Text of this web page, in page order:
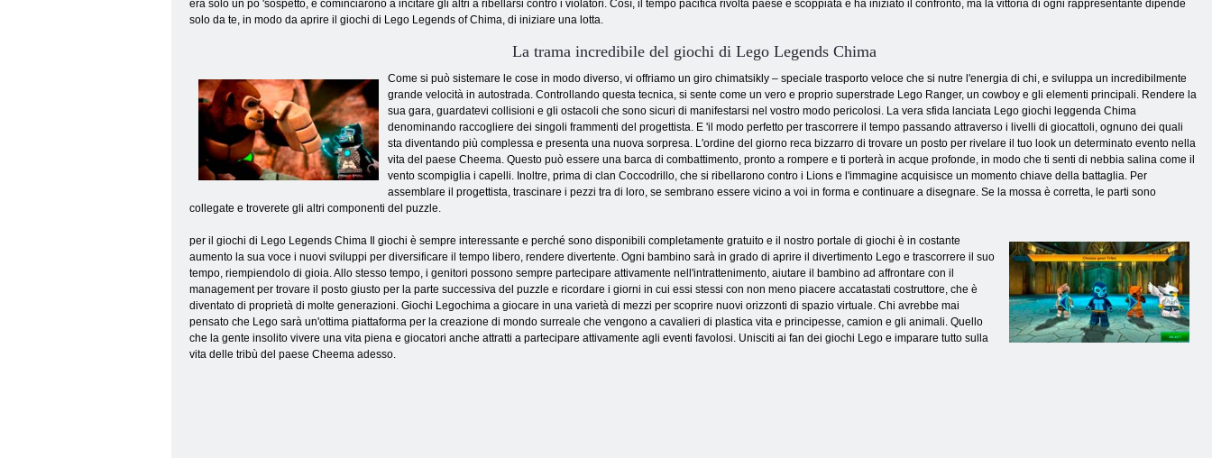
era solo un po 'sospetto, e cominciarono a incitare gli altri a ribellarsi contro i violatori. Così, il tempo pacifica rivolta paese è scoppiata e ha iniziato il confronto, ma la vittoria di ogni rappresentante dipende
solo da te, in modo da aprire il giochi di Lego Legends of Chima, di iniziare una lotta.
La trama incredibile del giochi di Lego Legends Chima
Come si può sistemare le cose in modo diverso, vi offriamo un giro chimatsikly – speciale trasporto veloce che si nutre l'energia di chi, e sviluppa un incredibilmente
grande velocità in autostrada. Controllando questa tecnica, si sente come un vero e proprio superstrade Lego Ranger, un cowboy e gli elementi principali. Rendere la
sua gara, guardatevi collisioni e gli ostacoli che sono sicuri di manifestarsi nel vostro modo pericolosi. La vera sfida lanciata Lego giochi leggenda Chima
denominando raccogliere dei singoli frammenti del progettista. E 'il modo perfetto per trascorrere il tempo passando attraverso i livelli di giocattoli, ognuno dei quali
sta diventando più complessa e presenta una nuova sorpresa. L'ordine del giorno reca bizzarro di trovare un posto per rivelare il tuo look un determinato evento nella
vita del paese Cheema. Questo può essere una barca di combattimento, pronto a rompere e ti porterà in acque profonde, in modo che ti senti di nebbia salina come il
vento scompiglia i capelli. Inoltre, prima di clan Coccodrillo, che si ribellarono contro i Lions e l'immagine acquisisce un momento chiave della battaglia. Per
assemblare il progettista, trascinare i pezzi tra di loro, se sembrano essere vicino a voi in forma e continuare a disegnare. Se la mossa è corretta, le parti sono
collegate e troverete gli altri componenti del puzzle.
per il giochi di Lego Legends Chima
Il giochi è sempre interessante e perché sono disponibili completamente gratuito e il nostro portale di giochi è in costante
aumento la sua voce i nuovi sviluppi per diversificare il tempo libero, rendere divertente. Ogni bambino sarà in grado di aprire il divertimento Lego e trascorrere il suo
tempo, riempiendolo di gioia. Allo stesso tempo, i genitori possono sempre partecipare attivamente nell'intrattenimento, aiutare il bambino ad affrontare con il
management per trovare il posto giusto per la parte successiva del puzzle e ricordare i giorni in cui essi stessi con non meno piacere accatastati costruttore, che è
diventato di proprietà di molte generazioni. Giochi Legochima a giocare in una varietà di mezzi per scoprire nuovi orizzonti di spazio virtuale. Chi avrebbe mai
pensato che Lego sarà un'ottima piattaforma per la creazione di mondo surreale che vengono a cavalieri di plastica vita e principesse, camion e gli animali. Quello
che la gente insolito vivere una vita piena e giocatori anche attratti a partecipare attivamente agli eventi favolosi. Unisciti ai fan dei giochi Lego e imparare tutto sulla
vita delle tribù del paese Cheema adesso.